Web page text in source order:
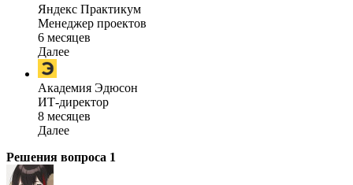
Яндекс Практикум
Менеджер проектов
6 месяцев
Далее
Академия Эдюсон
ИТ-директор
8 месяцев
Далее
Решения вопроса 1